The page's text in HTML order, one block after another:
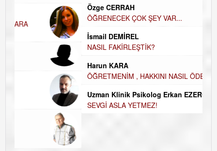
Özge CERRAH
ÖĞRENECEK ÇOK ŞEY VAR...
İsmail DEMİREL
NASIL FAKİRLEŞTİK?
Harun KARA
ÖĞRETMENİM , HAKKINI NASIL ÖDERİM !
Uzman Klinik Psikolog Erkan EZERÇE
SEVGİ ASLA YETMEZ!